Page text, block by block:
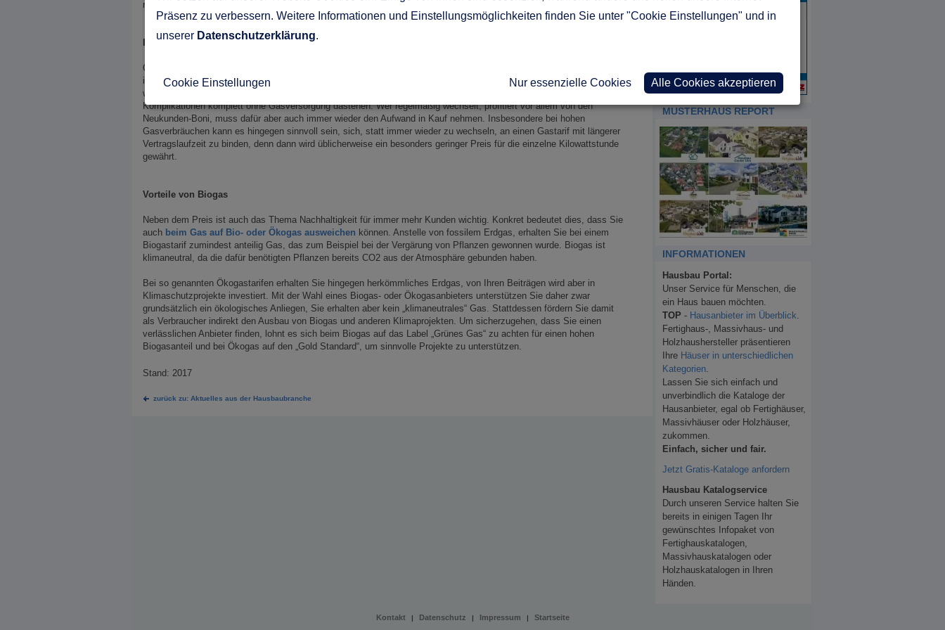
regelmäßig den Anbieter wechseln möchten.
Ist ein regelmäßiger Wechsel sinnvoll?
Ob es sinnvoll ist in regelmäßigen Intervallen zu wechseln, kommt vor allem darauf an, wie bereit sie dazu sind, sich
immer wieder rechtzeitig um einen neuen Tarif zu kümmern. Der Wechsel als solches ist dann einfach und risikoarm,
weil ohnehin ein Versorgungsauftrag besteht. Das heißt, es wird nicht dazu kommen, dass Sie bei möglichen
Komplikationen komplett ohne Gasversorgung dastehen. Wer regelmäßig wechselt, profitiert vor allem von den
Neukunden-Boni, muss dafür aber auch immer wieder den Aufwand in Kauf nehmen. Insbesondere bei hohen
Gasverbräuchen kann es hingegen sinnvoll sein, sich, statt immer wieder zu wechseln, an einen Gastarif mit längerer
Vertragslaufzeit zu binden, denn dann wird üblicherweise ein besonders geringer Preis für die einzelne Kilowattstunde
gewährt.
Vorteile von Biogas
Neben dem Preis ist auch das Thema Nachhaltigkeit für immer mehr Kunden wichtig. Konkret bedeutet dies, dass Sie
auch beim Gas auf Bio- oder Ökogas ausweichen können. Anstelle von fossilem Erdgas, erhalten Sie bei einem
Biogastarif zumindest anteilig Gas, das zum Beispiel bei der Vergärung von Pflanzen gewonnen wurde. Biogas ist
klimaneutral, da die dafür benötigten Pflanzen bereits CO2 aus der Atmosphäre gebunden haben.
Bei so genannten Ökogastarifen erhalten Sie hingegen herkömmliches Erdgas, von Ihren Beiträgen wird aber in
Klimaschutzprojekte investiert. Mit der Wahl eines Biogas- oder Ökogasanbieters unterstützen Sie daher zwar
grundsätzlich ein ökologisches Anliegen, Sie erhalten aber kein „klimaneutrales“ Gas. Stattdessen fördern Sie damit
als Verbraucher indirekt den Ausbau von Biogas und anderen Klimaprojekten. Um sicherzugehen, dass Sie einen
verlässlichen Anbieter finden, lohnt es sich beim Biogas auf das Label „Grünes Gas“ zu achten für einen hohen
Biogasanteil und bei Ökogas auf den „Gold Standard“, um sinnvolle Projekte zu unterstützen.
Stand: 2017
zurück zu: Aktuelles aus der Hausbaubranche
MUSTERHAUS REPORT
INFORMATIONEN
Hausbau Portal:
Unser Service für Menschen, die
ein Haus bauen möchten.
TOP - Hausanbieter im Überblick
Fertighaus-, Massivhaus- und
Holzhaushersteller präsentieren
Ihre Häuser in unterschiedlichen
Kategorien
Lassen Sie sich einfach und
unverbindlich die Kataloge der
Hausanbieter, egal ob Fertighäuser,
Massivhäuser oder Holzhäuser,
zukommen.
Einfach, sicher und fair.
Jetzt Gratis-Kataloge anfordern
Hausbau Katalogservice
Durch unseren Service halten Sie
bereits in einigen Tagen Ihr
gewünschtes Infopaket von
Fertighauskatalogen,
Massivhauskatalogen oder
Holzhauskatalogen in Ihren
Händen.
Kontakt | Datenschutz | Impressum | Startseite
Präsenz zu verbessern. Weitere Informationen und Einstellungsmöglichkeiten finden Sie unter "Cookie Einstellungen" und in
unserer Datenschutzerklärung.
Cookie Einstellungen Nur essenzielle Cookies Alle Cookies akzeptieren